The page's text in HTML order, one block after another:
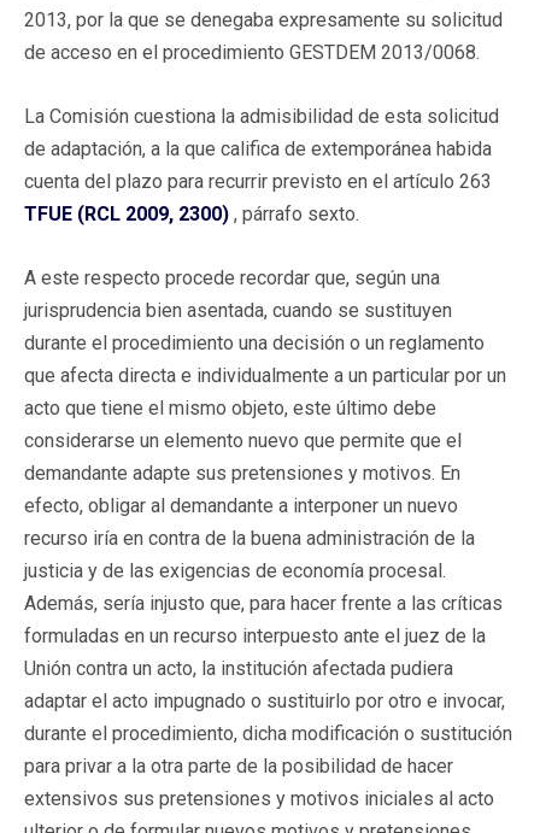
2013, por la que se denegaba expresamente su solicitud
de acceso en el procedimiento GESTDEM 2013/0068.
La Comisión cuestiona la admisibilidad de esta solicitud
de adaptación, a la que califica de extemporánea habida
cuenta del plazo para recurrir previsto en el artículo 263
TFUE (RCL 2009, 2300) , párrafo sexto.
A este respecto procede recordar que, según una
jurisprudencia bien asentada, cuando se sustituyen
durante el procedimiento una decisión o un reglamento
que afecta directa e individualmente a un particular por un
acto que tiene el mismo objeto, este último debe
considerarse un elemento nuevo que permite que el
demandante adapte sus pretensiones y motivos. En
efecto, obligar al demandante a interponer un nuevo
recurso iría en contra de la buena administración de la
justicia y de las exigencias de economía procesal.
Además, sería injusto que, para hacer frente a las críticas
formuladas en un recurso interpuesto ante el juez de la
Unión contra un acto, la institución afectada pudiera
adaptar el acto impugnado o sustituirlo por otro e invocar,
durante el procedimiento, dicha modificación o sustitución
para privar a la otra parte de la posibilidad de hacer
extensivos sus pretensiones y motivos iniciales al acto